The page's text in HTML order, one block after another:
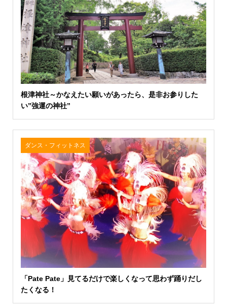
根津神社～かなえたい願いがあったら、是非お参りした
い”強運の神社”
ダンス・フィットネス
「Pate Pate」見てるだけで楽しくなって思わず踊りだし
たくなる！